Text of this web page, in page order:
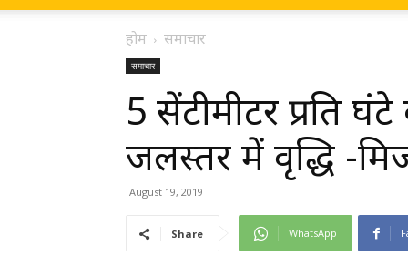
होम समाचार
समाचार
5 सेंटीमीटर प्रति
जलस्तर में वृद्धि -
August 19, 2019
Share WhatsApp